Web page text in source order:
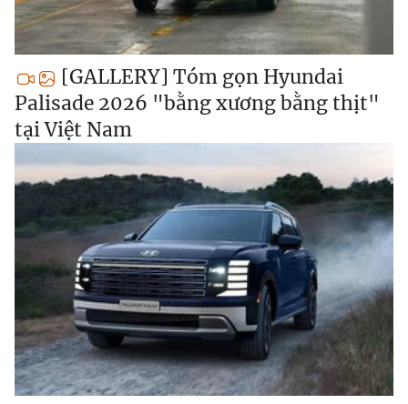
[GALLERY] Tóm gọn Hyundai
Palisade 2026 "bằng xương bằng thịt"
tại Việt Nam